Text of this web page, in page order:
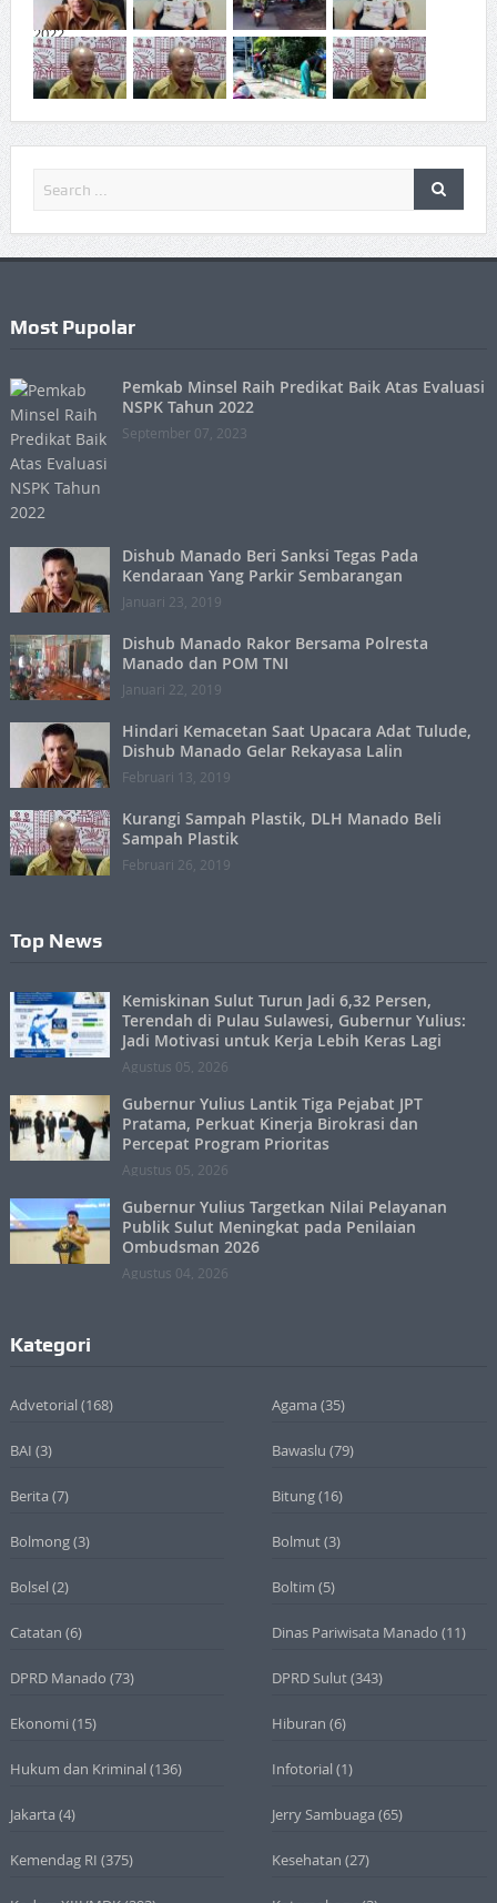
Most Pupolar
Pemkab Minsel Raih Predikat Baik Atas Evaluasi
NSPK Tahun 2022
September 07, 2023
Dishub Manado Beri Sanksi Tegas Pada
Kendaraan Yang Parkir Sembarangan
Januari 23, 2019
Dishub Manado Rakor Bersama Polresta
Manado dan POM TNI
Januari 22, 2019
Hindari Kemacetan Saat Upacara Adat Tulude,
Dishub Manado Gelar Rekayasa Lalin
Februari 13, 2019
Kurangi Sampah Plastik, DLH Manado Beli
Sampah Plastik
Februari 26, 2019
Top News
Kemiskinan Sulut Turun Jadi 6,32 Persen,
Terendah di Pulau Sulawesi, Gubernur Yulius:
Jadi Motivasi untuk Kerja Lebih Keras Lagi
Agustus 05, 2026
Gubernur Yulius Lantik Tiga Pejabat JPT
Pratama, Perkuat Kinerja Birokrasi dan
Percepat Program Prioritas
Agustus 05, 2026
Gubernur Yulius Targetkan Nilai Pelayanan
Publik Sulut Meningkat pada Penilaian
Ombudsman 2026
Agustus 04, 2026
Kategori
Advetorial (168) Agama (35)
BAI (3) Bawaslu (79)
Berita (7) Bitung(16)
Bolmong(3) Bolmut(3)
Bolsel (2) Boltim (5)
Catatan (6) Dinas Pariwisata Manado (11)
DPRD Manado (73) DPRD Sulut(343)
Ekonomi (15) Hiburan (6)
Hukum dan Kriminal (136) Infotorial (1)
Jakarta (4) Jerry Sambuaga (65)
Kemendag RI (375) Kesehatan (27)